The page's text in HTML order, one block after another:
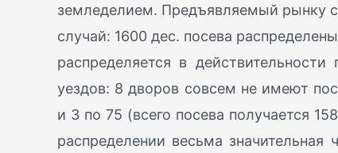
земледелием. Предъявляемый рынку
случай: 1600 дес. посева
распределяется в
уездов: 8 дворов совсем не имеют
и 3 по 75 (всего посева получается
распределении весьма